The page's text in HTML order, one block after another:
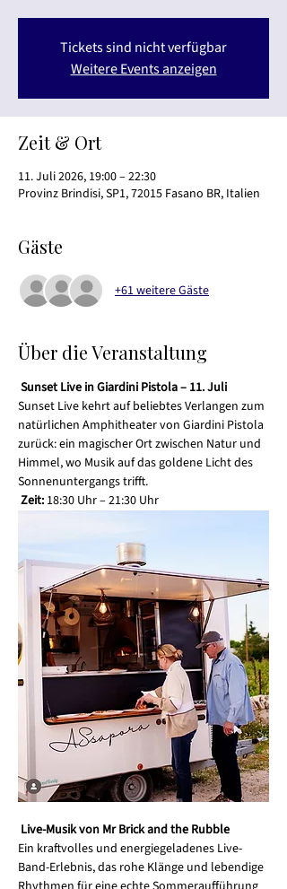
Tickets sind nicht verfügbar
Weitere Events anzeigen
Zeit & Ort
11. Juli 2026, 19:00 – 22:30
Provinz Brindisi, SP1, 72015 Fasano BR, Italien
Gäste
+61 weitere Gäste
Über die Veranstaltung
Sunset Live in Giardini Pistola – 11. Juli
Sunset Live kehrt auf beliebtes Verlangen zum
natürlichen Amphitheater von Giardini Pistola
zurück: ein magischer Ort zwischen Natur und
Himmel, wo Musik auf das goldene Licht des
Sonnenuntergangs trifft.
Zeit: 18:30 Uhr – 21:30 Uhr
Live-Musik von Mr Brick and the Rubble
Ein kraftvolles und energiegeladenes Live-
Band-Erlebnis, das rohe Klänge und lebendige